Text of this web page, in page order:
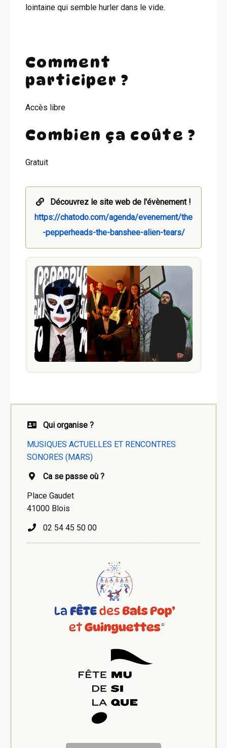
lointaine qui semble hurler dans le vide.
Comment
participer ?
Accès libre
Combien ça coûte ?
Gratuit
Découvrez le site web de l'évènement !
https://chatodo.com/agenda/evenement/the
-pepperheads-the-banshee-alien-tears/
Qui organise ?
MUSIQUES ACTUELLES ET RENCONTRES
SONORES (MARS)
Ca se passe où ?
Place Gaudet
41000 Blois
02 54 45 50 00